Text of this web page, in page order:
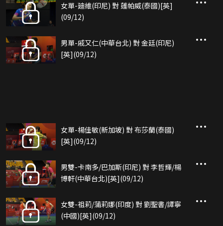
女單-廸維(印尼) 對 蓬帕威(泰國)[英]
(09/12)
男單-戚又仁(中華台北) 對 金廷(印尼)
[英](09/12)
女單-楊佳敏(新加坡) 對 布莎蘭(泰國)
[英](09/12)
男雙-卡南多/巴加斯(印尼) 對 李哲輝/楊
博軒(中華台北)[英](09/12)
女雙-祖莉/蒲莉娜(印度) 對 劉聖書/譚寧
(中國)[英](09/12)